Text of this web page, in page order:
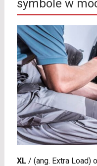
symbole w
XL/ (ang. Extra Load)